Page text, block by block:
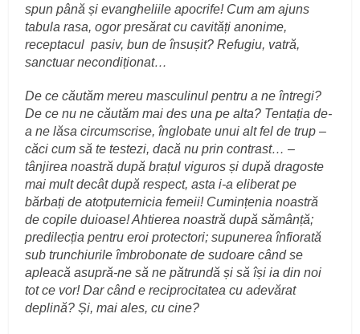
spun până și evangheliile apocrife! Cum am ajuns
tabula rasa, ogor presărat cu cavități anonime,
receptacul pasiv, bun de însușit? Refugiu, vatră,
sanctuar necondiționat…
De ce căutăm mereu masculinul pentru a ne întregi?
De ce nu ne căutăm mai des una pe alta? Tentația de-
a ne lăsa circumscrise, înglobate unui alt fel de trup –
căci cum să te testezi, dacă nu prin contrast… –
tânjirea noastră după brațul viguros și după dragoste
mai mult decât după respect, asta i-a eliberat pe
bărbați de atotputernicia femeii! Cumințenia noastră
de copile duioase! Ahtierea noastră după sămânță;
predilecția pentru eroi protectori; supunerea înfiorată
sub trunchiurile îmbrobonate de sudoare când se
apleacă asupră-ne să ne pătrundă și să își ia din noi
tot ce vor! Dar când e reciprocitatea cu adevărat
deplină? Și, mai ales, cu cine?